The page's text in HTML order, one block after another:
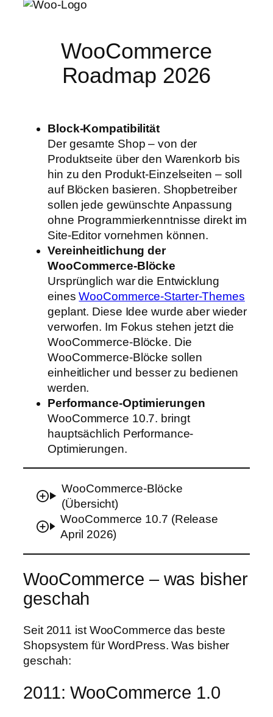
WooCommerce
Roadmap 2026
Block-Kompatibilität
Der gesamte Shop – von der
Produktseite über den Warenkorb bis
hin zu den Produkt-Einzelseiten – soll
auf Blöcken basieren. Shopbetreiber
sollen jede gewünschte Anpassung
ohne Programmierkenntnisse direkt im
Site-Editor vornehmen können.
Vereinheitlichung der
WooCommerce-Blöcke
Ursprünglich war die Entwicklung
einesWooCommerce-Starter-Themes
geplant. Diese Idee wurde aber wieder
verworfen. Im Fokus stehen jetzt die
WooCommerce-Blöcke. Die
WooCommerce-Blöcke sollen
einheitlicher und besser zu bedienen
werden.
Performance-Optimierungen
WooCommerce 10.7. bringt
hauptsächlich Performance-
Optimierungen.
WooCommerce-Blöcke
(Übersicht)
WooCommerce 10.7 (Release
April 2026)
WooCommerce – was bisher
geschah
Seit 2011 ist WooCommerce das beste
Shopsystem für WordPress. Was bisher
geschah:
2011: WooCommerce 1.0